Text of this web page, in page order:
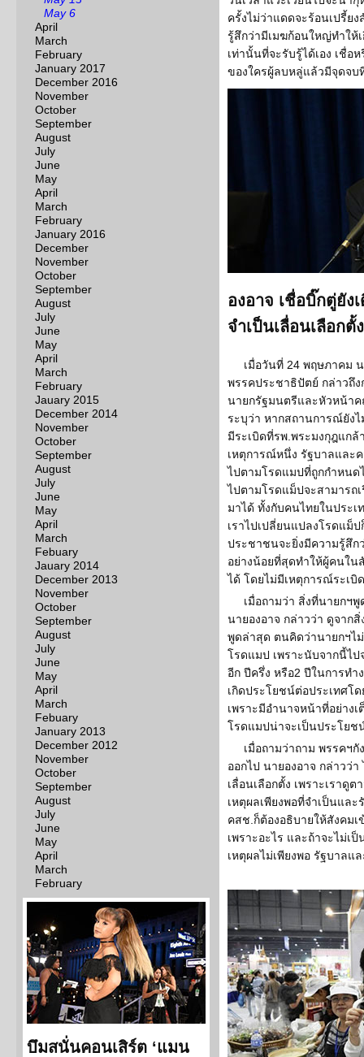
May 6
April
March
February
January 2017
December 2016
November
October
September
August
July
June
May
April
March
February
January 2016
December
November
October
September
August
July
June
May
April
March
February
Jauary 2015
December 2014
November
October
September
August
July
June
May
April
March
Febuary
Jauary 2014
December 2013
November
October
September
August
July
June
May
April
March
Febuary
January 2013
December 2012
November
October
September
August
July
June
May
April
March
February
บึมสนั่นคอนเสิร์ต ‘แมน
ครั้งไม่ว่าแดดจะร้อนเปรี้ยง
รู้สึกว่ามีเมฆก้อนใหญ่ทำให้
เท่านั้นที่จะรับรู้ได้เอง เชื่อ
ของใครผู้ลบหลู่แล้วมีจุดจบ
องอาจ เชื่อบิ๊กตู่ยั
จำเป็นเลื่อนเลือก
เมื่อวันที่ 24 พฤษภาคม
พรรคประชาธิปัตย์ กล่าวถึ
นายกรัฐมนตรีและหัวหน้า
ระบุว่า หากสถานการณ์ยังไ
มีระเบิดที่รพ.พระมงกุฎแก
เหตุการณ์หนึ่ง รัฐบาลและ
ไปตามโรดแมปที่ถูกกำหนด
ไปตามโรดแม็ปจะสามารถ
มาได้ ทั้งกับคนไทยในประ
เราไปเปลี่ยนแปลงโรดแม็
ประชาชนจะยิ่งมีความรู้สึก
อย่างน้อยที่สุดทำให้ผู้คนใน
ได้ โดยไม่มีเหตุการณ์ระเบิ
เมื่อถามว่า สิ่งที่นายกฯ
นายองอาจ กล่าวว่า ดูจาก
พูดล่าสุด ตนคิดว่านายกฯไม่
โรดแมป เพราะนับจากนี้ไป
อีก ปีครึ่ง หรือ2 ปีในการทำ
เกิดประโยชน์ต่อประเทศโ
เพราะมีอำนาจหน้าที่อย่าง
โรดแมปน่าจะเป็นประโยช
เมื่อถามว่าถาม พรรคฯกั
ออกไป นายองอาจ กล่าวว่า
เลื่อนเลือกตั้ง เพราะเราดู
เหตุผลเพียงพอที่จำเป็นแล
คสช.ก็ต้องอธิบายให้สังคมเ
เพราะอะไร และถ้าจะไม่เ
เหตุผลไม่เพียงพอ รัฐบาลแ